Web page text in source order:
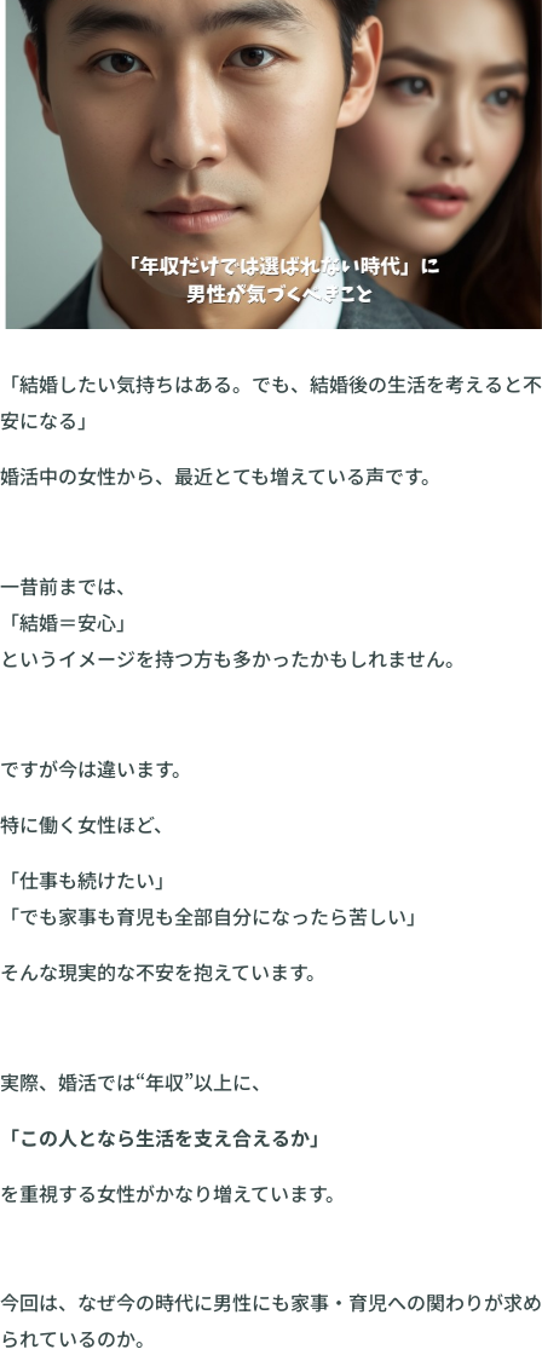
「結婚したい気持ちはある。でも、結婚後の生活を考えると不
安になる」
婚活中の女性から、最近とても増えている声です。
一昔前までは、
「結婚＝安心」
というイメージを持つ方も多かったかもしれません。
ですが今は違います。
特に働く女性ほど、
「仕事も続けたい」
「でも家事も育児も全部自分になったら苦しい」
そんな現実的な不安を抱えています。
実際、婚活では“年収”以上に、
「この人となら生活を支え合えるか」
を重視する女性がかなり増えています。
今回は、なぜ今の時代に男性にも家事・育児への関わりが求め
られているのか。